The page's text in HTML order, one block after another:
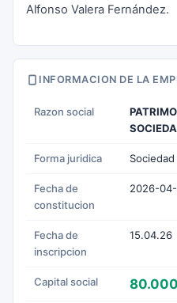
Alfonso Valera Fernández.
INFORMACION DE LA
Razon social
Forma juridica
Fecha de
constitucion
2026-
Fecha de
inscripcion
15.04.26
Capital social